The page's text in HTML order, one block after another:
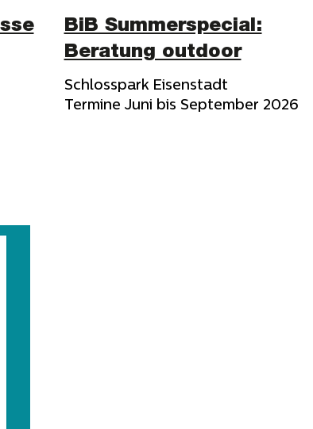
BiB Summerspecial:
Beratung outdoor
Schlosspark Eisenstadt
Termine Juni bis September 2026